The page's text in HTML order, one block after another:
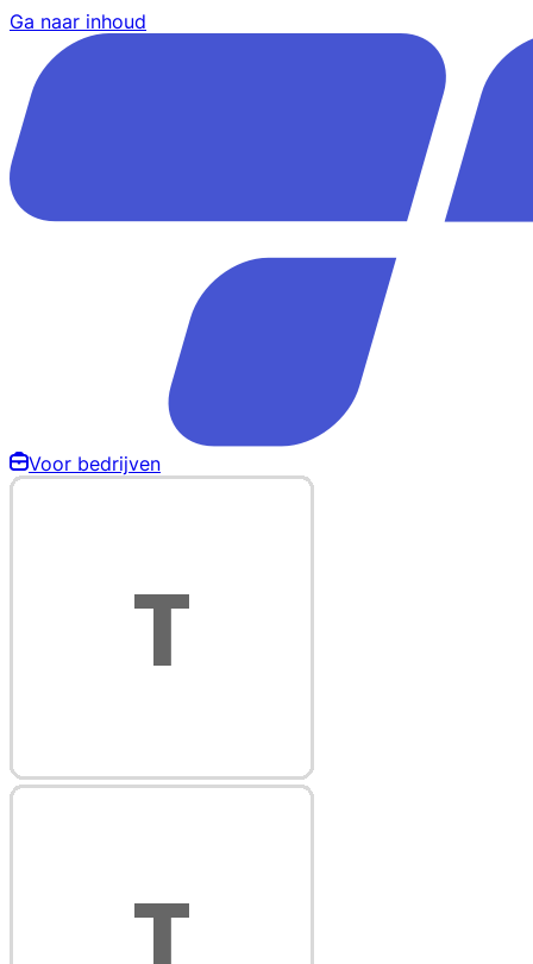
Ga naar inhoud
Voor bedrijven